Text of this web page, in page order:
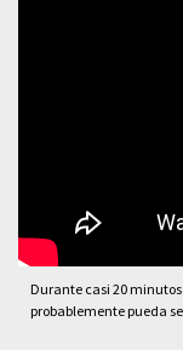
Durante casi 20
probablemente pueda